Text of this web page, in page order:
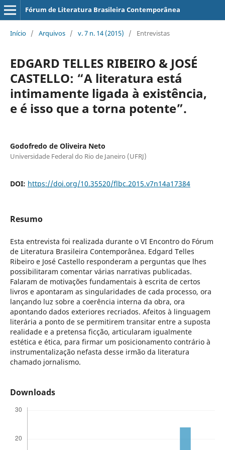
Fórum de Literatura Brasileira Contemporânea
Início / Arquivos / v. 7 n. 14 (2015) / Entrevistas
EDGARD TELLES RIBEIRO & JOSÉ
CASTELLO: “A literatura está
intimamente ligada à existência,
e é isso que a torna potente”.
Godofredo de Oliveira Neto
Universidade Federal do Rio de Janeiro (UFRJ)
DOI: https://doi.org/10.35520/flbc.2015.v7n14a17384
Resumo
Esta entrevista foi realizada durante o VI Encontro do Fórum
de Literatura Brasileira Contemporânea. Edgard Telles
Ribeiro e José Castello responderam a perguntas que lhes
possibilitaram comentar várias narrativas publicadas.
Falaram de motivações fundamentais à escrita de certos
livros e apontaram as singularidades de cada processo, ora
lançando luz sobre a coerência interna da obra, ora
apontando dados exteriores recriados. Afeitos à linguagem
literária a ponto de se permitirem transitar entre a suposta
realidade e a pretensa ficção, articularam igualmente
estética e ética, para firmar um posicionamento contrário à
instrumentalização nefasta desse irmão da literatura
chamado jornalismo.
Downloads